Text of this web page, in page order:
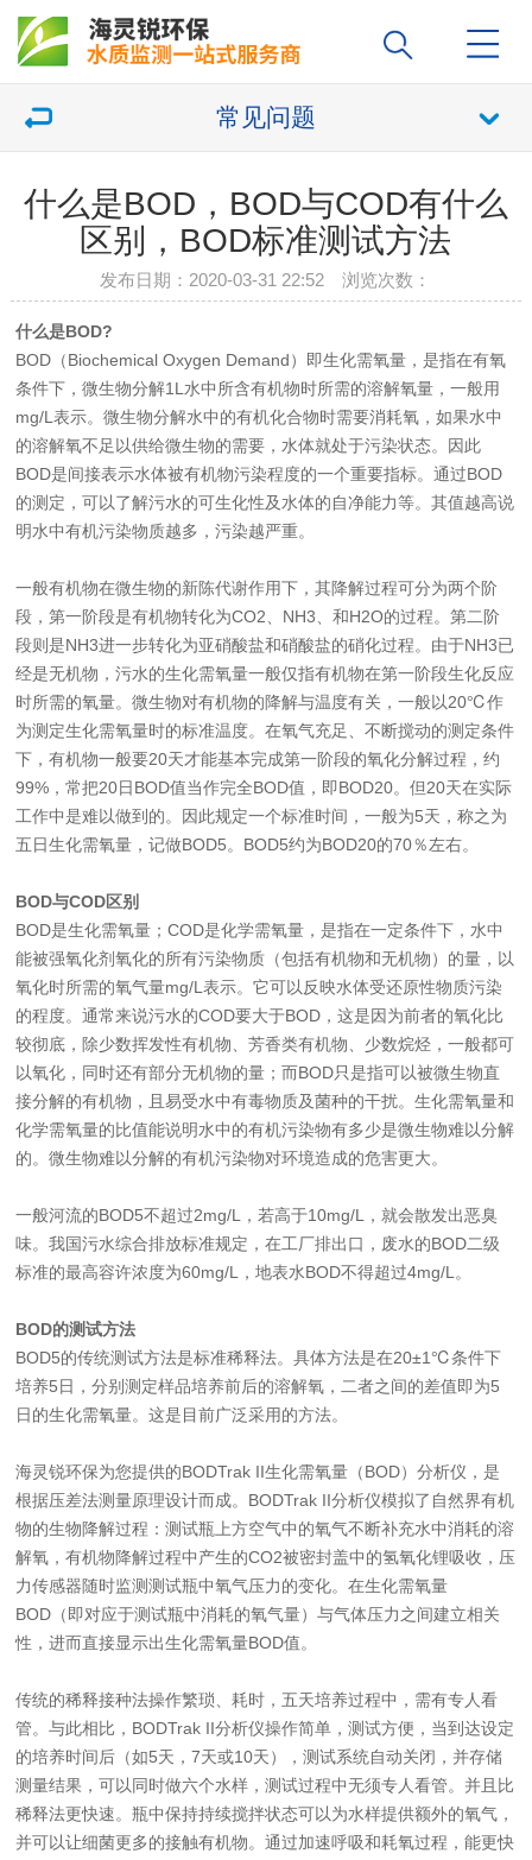
常见问题
什么是BOD，BOD与COD有什么
区别，BOD标准测试方法
发布日期：2020-03-31 22:52 浏览次数：
什么是BOD?
BOD（Biochemical Oxygen Demand）即生化需氧量，是指在有氧
条件下，微生物分解1L水中所含有机物时所需的溶解氧量，一般用
mg/L表示。微生物分解水中的有机化合物时需要消耗氧，如果水中
的溶解氧不足以供给微生物的需要，水体就处于污染状态。因此
BOD是间接表示水体被有机物污染程度的一个重要指标。通过BOD
的测定，可以了解污水的可生化性及水体的自净能力等。其值越高说
明水中有机污染物质越多，污染越严重。
一般有机物在微生物的新陈代谢作用下，其降解过程可分为两个阶
段，第一阶段是有机物转化为CO2、NH3、和H2O的过程。第二阶
段则是NH3进一步转化为亚硝酸盐和硝酸盐的硝化过程。由于NH3已
经是无机物，污水的生化需氧量一般仅指有机物在第一阶段生化反应
时所需的氧量。微生物对有机物的降解与温度有关，一般以20℃作
为测定生化需氧量时的标准温度。在氧气充足、不断搅动的测定条件
下，有机物一般要20天才能基本完成第一阶段的氧化分解过程，约
99%，常把20日BOD值当作完全BOD值，即BOD20。但20天在实际
工作中是难以做到的。因此规定一个标准时间，一般为5天，称之为
五日生化需氧量，记做BOD5。BOD5约为BOD20的70％左右。
BOD与COD区别
BOD是生化需氧量；COD是化学需氧量，是指在一定条件下，水中
能被强氧化剂氧化的所有污染物质（包括有机物和无机物）的量，以
氧化时所需的氧气量mg/L表示。它可以反映水体受还原性物质污染
的程度。通常来说污水的COD要大于BOD，这是因为前者的氧化比
较彻底，除少数挥发性有机物、芳香类有机物、少数烷烃，一般都可
以氧化，同时还有部分无机物的量；而BOD只是指可以被微生物直
接分解的有机物，且易受水中有毒物质及菌种的干扰。生化需氧量和
化学需氧量的比值能说明水中的有机污染物有多少是微生物难以分解
的。微生物难以分解的有机污染物对环境造成的危害更大。
一般河流的BOD5不超过2mg/L，若高于10mg/L，就会散发出恶臭
味。我国污水综合排放标准规定，在工厂排出口，废水的BOD二级
标准的最高容许浓度为60mg/L，地表水BOD不得超过4mg/L。
BOD的测试方法
BOD5的传统测试方法是标准稀释法。具体方法是在20±1℃条件下
培养5日，分别测定样品培养前后的溶解氧，二者之间的差值即为5
日的生化需氧量。这是目前广泛采用的方法。
海灵锐环保为您提供的BODTrak II生化需氧量（BOD）分析仪，是
根据压差法测量原理设计而成。BODTrak II分析仪模拟了自然界有机
物的生物降解过程：测试瓶上方空气中的氧气不断补充水中消耗的溶
解氧，有机物降解过程中产生的CO2被密封盖中的氢氧化锂吸收，压
力传感器随时监测测试瓶中氧气压力的变化。在生化需氧量
BOD（即对应于测试瓶中消耗的氧气量）与气体压力之间建立相关
性，进而直接显示出生化需氧量BOD值。
传统的稀释接种法操作繁琐、耗时，五天培养过程中，需有专人看
管。与此相比，BODTrak II分析仪操作简单，测试方便，当到达设定
的培养时间后（如5天，7天或10天），测试系统自动关闭，并存储
测量结果，可以同时做六个水样，测试过程中无须专人看管。并且比
稀释法更快速。瓶中保持持续搅拌状态可以为水样提供额外的氧气，
并可以让细菌更多的接触有机物。通过加速呼吸和耗氧过程，能更快